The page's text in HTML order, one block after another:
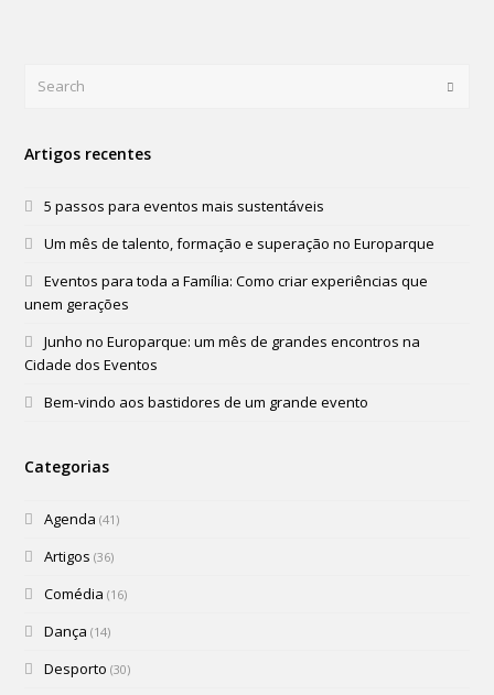
Artigos recentes
5 passos para eventos mais sustentáveis
Um mês de talento, formação e superação no Europarque
Eventos para toda a Família: Como criar experiências que
unem gerações
Junho no Europarque: um mês de grandes encontros na
Cidade dos Eventos
Bem-vindo aos bastidores de um grande evento
Categorias
Agenda (41)
Artigos (36)
Comédia (16)
Dança (14)
Desporto (30)